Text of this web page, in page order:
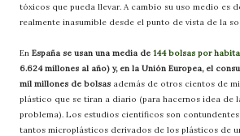
tóxicos que pueda llevar. A cambio su uso medio es
realmente inasumible desde el punto de vista de la
En España se usan una media de 144 bolsas por
6.624 millones al año) y, en la Unión Europea, el
mil millones de bolsas además de otros cientos de
plástico que se tiran a diario (para hacernos idea de
problema). Los estudios científicos son contundentes
tantos microplásticos derivados de los plásticos de